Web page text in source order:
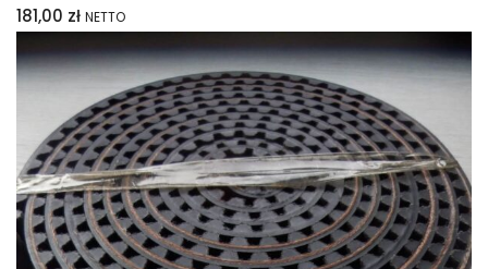
181,00 zł NETTO